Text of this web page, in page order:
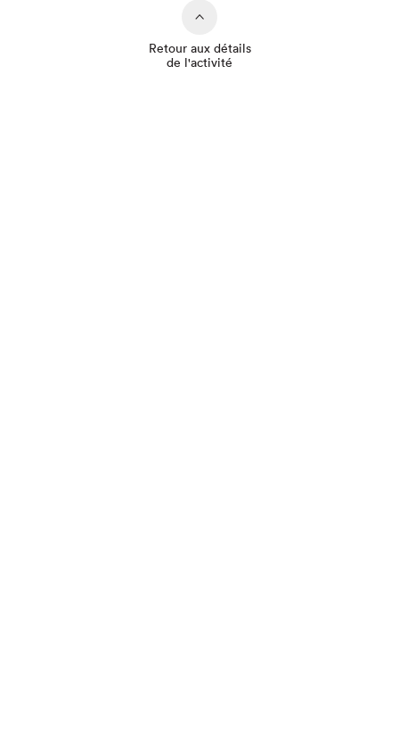
Retour aux détails
de l'activité